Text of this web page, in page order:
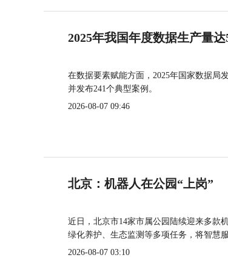
2025年我国年度数据生产量达
在数据要素赋能方面，2025年国家数据局
并发布241个典型案例。
2026-08-07 09:46
北京：机器人在公园“上岗”
近日，北京市14家市属公园陆续迎来多款
绿化养护、生态监测等多项任务，将智慧
2026-08-07 03:10